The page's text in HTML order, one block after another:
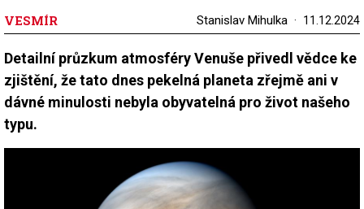
VESMÍR Stanislav Mihulka 11.12.2024
Detailní průzkum atmosféry Venuše přivedl vědce ke
zjištění, že tato dnes pekelná planeta zřejmě ani v
dávné minulosti nebyla obyvatelná pro život našeho
typu.